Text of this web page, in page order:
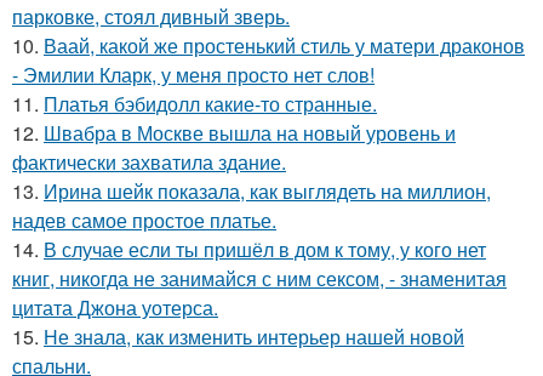
парковке, стоял дивный зверь.
10. Ваай, какой же простенький стиль у матери драконов
- Эмилии Кларк, у меня просто нет слов!
11. Платья бэбидолл какие-то странные.
12. Швабра в Москве вышла на новый уровень и
фактически захватила здание.
13. Ирина шейк показала, как выглядеть на миллион,
надев самое простое платье.
14. В случае если ты пришёл в дом к тому, у кого нет
книг, никогда не занимайся с ним сексом, - знаменитая
цитата Джона уотерса.
15. Не знала, как изменить интерьер нашей новой
спальни.